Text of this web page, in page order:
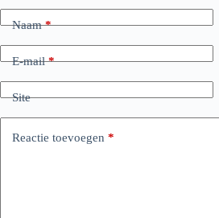
Naam*
E-mail*
Site
Reactie toevoegen *